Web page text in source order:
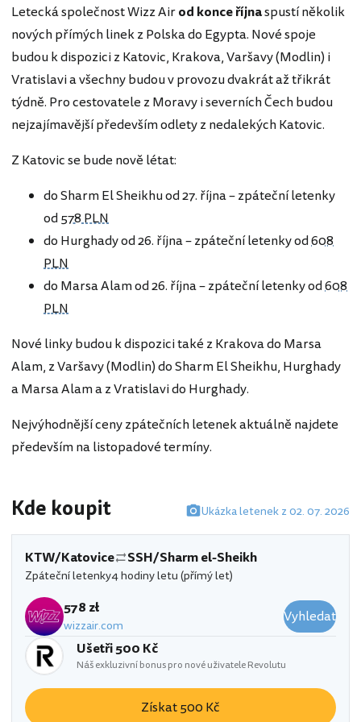
Letecká společnost Wizz Airod konce říjnaspustí několik
nových přímých linek z Polska do Egypta. Nové spoje
budou k dispozici z Katovic, Krakova, Varšavy (Modlin) i
Vratislavi a všechny budou v provozu dvakrát až třikrát
týdně. Pro cestovatele z Moravy i severních Čech budou
nejzajímavější především odlety z nedalekých Katovic.
Z Katovic se bude nově létat:
do Sharm El Sheikhu od 27. října – zpáteční letenky
od578 PLN
do Hurghady od 26. října – zpáteční letenky od608
PLN
do Marsa Alam od 26. října – zpáteční letenky od608
PLN
Nové linky budou k dispozici také z Krakova do Marsa
Alam, z Varšavy (Modlin) do Sharm El Sheikhu, Hurghady
a Marsa Alam a z Vratislavi do Hurghady.
Nejvýhodnější ceny zpátečních letenek aktuálně najdete
především na listopadové termíny.
Kde koupit Ukázka letenek z 02. 07. 2026
KTW/Katovice SSH/Sharm el-Sheikh
Zpáteční letenky4 hodiny letu (přímý let)
578 zł
wizzair.com
Vyhledat
Ušetři 500 Kč
Náš exkluzivní bonus pro nové uživatele Revolutu
Získat 500 Kč